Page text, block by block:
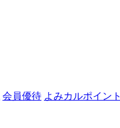
会員優待 よみカルポイント